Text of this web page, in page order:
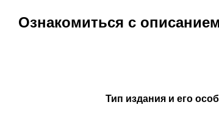
Ознакомиться с
Тип издания и его